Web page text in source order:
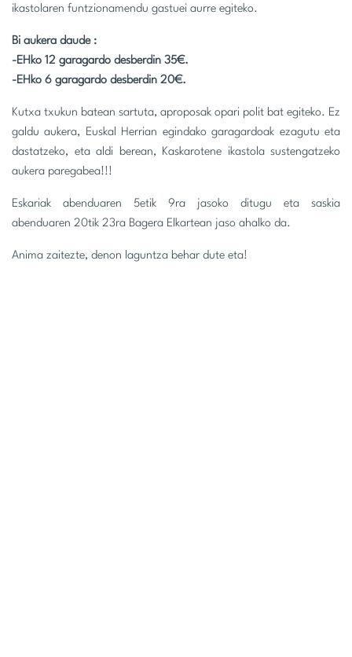
ikastolaren funtzionamendu gastuei aurre egiteko.
Bi aukera daude :
-EHko 12 garagardo desberdin 35€.
-EHko 6 garagardo desberdin 20€.
Kutxa txukun batean sartuta, aproposak opari polit bat egiteko. Ez
galdu aukera, Euskal Herrian egindako garagardoak ezagutu eta
dastatzeko, eta aldi berean, Kaskarotene ikastola sustengatzeko
aukera paregabea!!!
Eskariak abenduaren 5etik 9ra jasoko ditugu eta saskia
abenduaren 20tik 23ra Bagera Elkartean jaso ahalko da.
Anima zaitezte, denon laguntza behar dute eta!